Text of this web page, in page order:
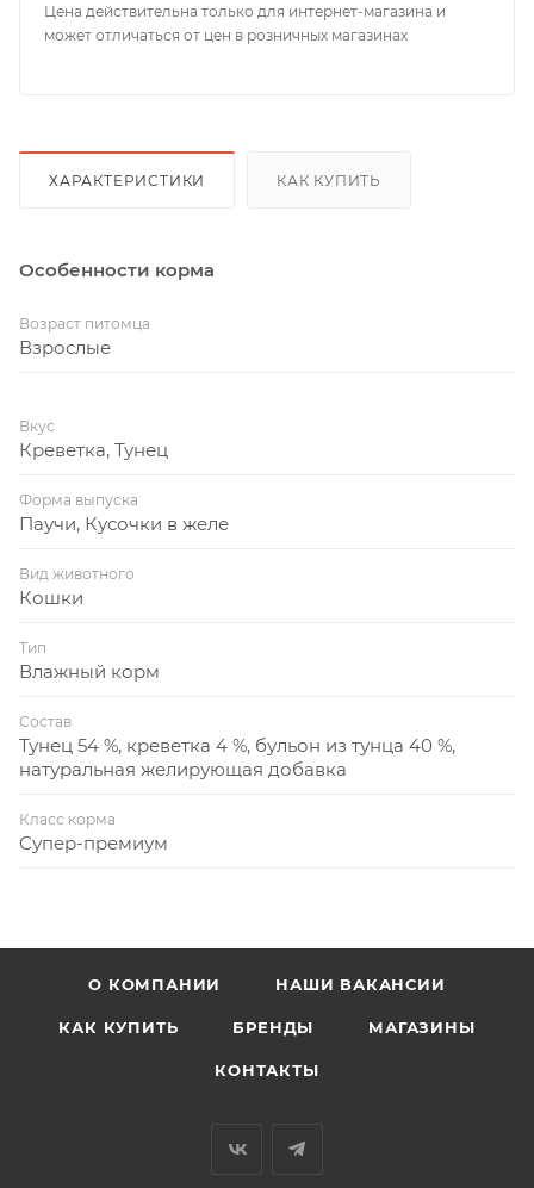
Цена действительна только для интернет-магазина и
может отличаться от цен в розничных магазинах
ХАРАКТЕРИСТИКИ КАК КУПИТЬ
Особенности корма
Возраст питомца
Взрослые
Вкус
Креветка, Тунец
Форма выпуска
Паучи, Кусочки в желе
Вид животного
Кошки
Тип
Влажный корм
Состав
Тунец 54 %, креветка 4 %, бульон из тунца 40 %,
натуральная желирующая добавка
Класс корма
Супер-премиум
О КОМПАНИИ НАШИ ВАКАНСИИ
КАК КУПИТЬ БРЕНДЫ МАГАЗИНЫ
КОНТАКТЫ